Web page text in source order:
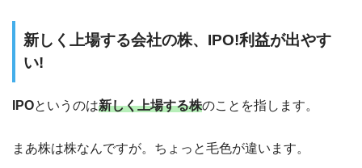
新しく上場する会社の株、IPO!利益が出やす
い!
IPOというのは新しく上場する株のことを指します。
まあ株は株なんですが。ちょっと毛色が違います。